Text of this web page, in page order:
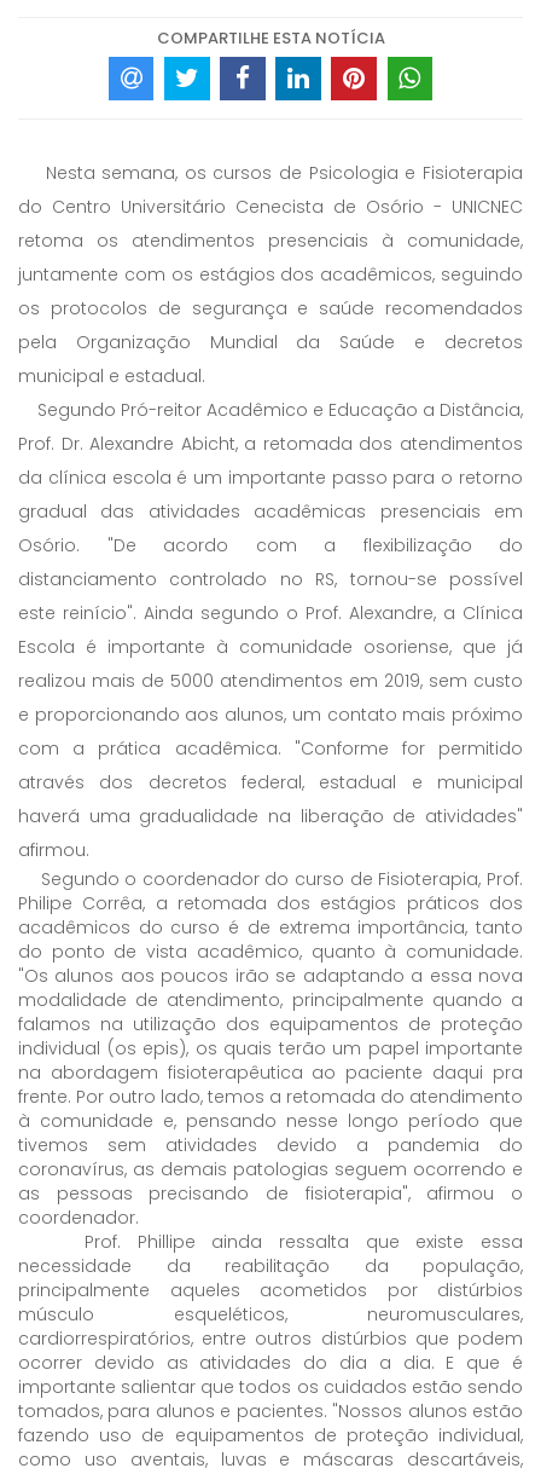
COMPARTILHE ESTA NOTÍCIA
Nesta semana, os cursos de Psicologia e Fisioterapia
do Centro Universitário Cenecista de Osório - UNICNEC
retoma os atendimentos presenciais à comunidade,
juntamente com os estágios dos acadêmicos, seguindo
os protocolos de segurança e saúde recomendados
pela Organização Mundial da Saúde e decretos
municipal e estadual.
Segundo Pró-reitor Acadêmico e Educação a Distância,
Prof. Dr. Alexandre Abicht, a retomada dos atendimentos
da clínica escola é um importante passo para o retorno
gradual das atividades acadêmicas presenciais em
Osório. "De acordo com a flexibilização do
distanciamento controlado no RS, tornou-se possível
este reinício". Ainda segundo o Prof. Alexandre, a Clínica
Escola é importante à comunidade osoriense, que já
realizou mais de 5000 atendimentos em 2019, sem custo
e proporcionando aos alunos, um contato mais próximo
com a prática acadêmica. "Conforme for permitido
através dos decretos federal, estadual e municipal
haverá uma gradualidade na liberação de atividades"
afirmou.
Segundo o coordenador do curso de Fisioterapia, Prof.
Philipe Corrêa, a retomada dos estágios práticos dos
acadêmicos do curso é de extrema importância, tanto
do ponto de vista acadêmico, quanto à comunidade.
"Os alunos aos poucos irão se adaptando a essa nova
modalidade de atendimento, principalmente quando a
falamos na utilização dos equipamentos de proteção
individual (os epis), os quais terão um papel importante
na abordagem fisioterapêutica ao paciente daqui pra
frente. Por outro lado, temos a retomada do atendimento
à comunidade e, pensando nesse longo período que
tivemos sem atividades devido a pandemia do
coronavírus, as demais patologias seguem ocorrendo e
as pessoas precisando de fisioterapia", afirmou o
coordenador.
Prof. Phillipe ainda ressalta que existe essa
necessidade da reabilitação da população,
principalmente aqueles acometidos por distúrbios
músculo esqueléticos, neuromusculares,
cardiorrespiratórios, entre outros distúrbios que podem
ocorrer devido as atividades do dia a dia. E que é
importante salientar que todos os cuidados estão sendo
tomados, para alunos e pacientes. "Nossos alunos estão
fazendo uso de equipamentos de proteção individual,
como uso aventais, luvas e máscaras descartáveis,